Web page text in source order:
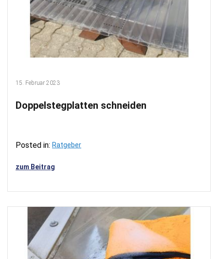
15. Februar 2023
Doppelstegplatten schneiden
Posted in: Ratgeber
zum Beitrag